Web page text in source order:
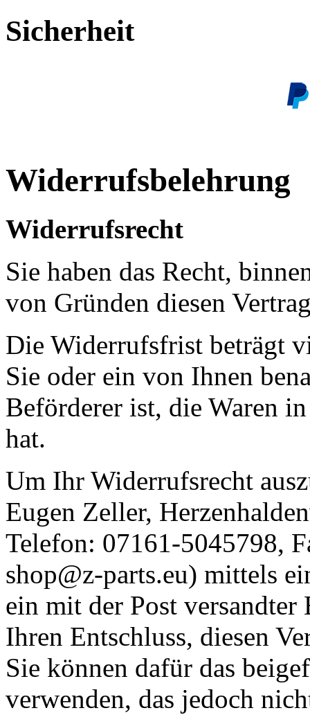
Sicherheit
Widerrufsbelehrung
Widerrufsrecht
Sie haben das Recht,
von Gründen diesen
Die Widerrufsfrist beträgt
Sie oder ein von Ihnen
Beförderer ist, die Waren
hat.
Um Ihr Widerrufsrecht
Eugen Zeller,
Telefon: 07161-5045798,
shop@z-parts.eu) mittels
ein mit der Post
Ihren Entschluss, diesen
Sie können dafür das
verwenden, das jedoch